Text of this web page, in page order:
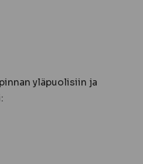
yläpuolisiin ja